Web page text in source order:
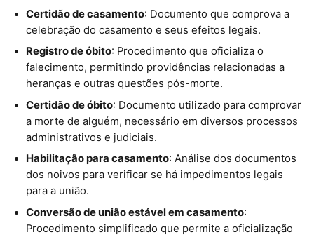
Certidão de casamento: Documento que comprova a
celebração do casamento e seus efeitos legais.
Registro de óbito: Procedimento que oficializa o
falecimento, permitindo providências relacionadas a
heranças e outras questões pós-morte.
Certidão de óbito: Documento utilizado para comprovar
a morte de alguém, necessário em diversos processos
administrativos e judiciais.
Habilitação para casamento: Análise dos documentos
dos noivos para verificar se há impedimentos legais
para a união.
Conversão de união estável em casamento:
Procedimento simplificado que permite a oficialização